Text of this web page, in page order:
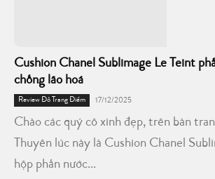
Cushion Chanel Sublimage Le Teint
chống lão hoá
Review Đồ Trang Điểm 17/12/2025
Chào các quý cô xinh đẹp, trên bàn
Thuyên lúc này là Cushion Chanel
hộp phấn nước...